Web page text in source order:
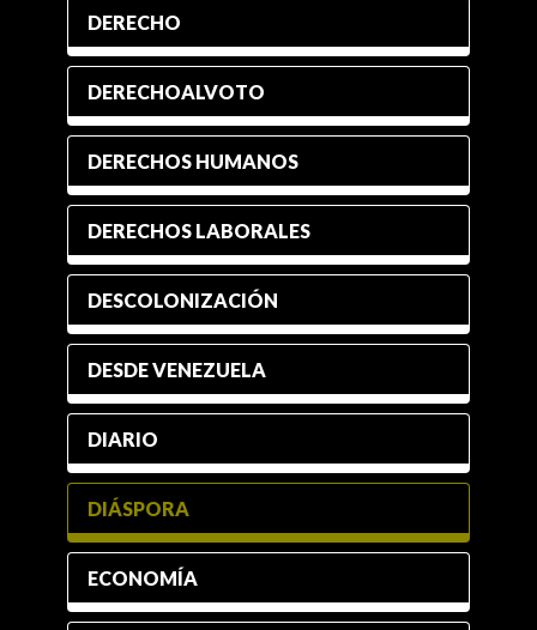
DERECHO
DERECHOALVOTO
DERECHOS HUMANOS
DERECHOS LABORALES
DESCOLONIZACIÓN
DESDE VENEZUELA
DIARIO
DIÁSPORA
ECONOMÍA